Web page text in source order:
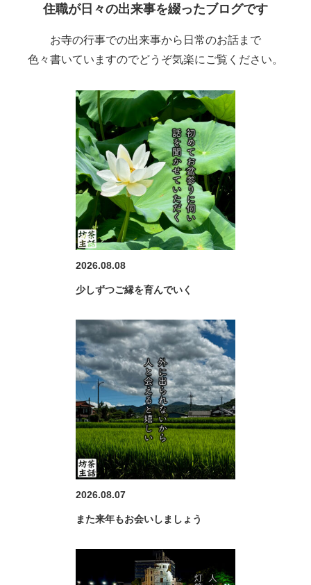
住職が日々の出来事を綴ったブログです
お寺の行事での出来事から日常のお話まで
色々書いていますのでどうぞ気楽にご覧ください。
2026.08.08
少しずつご縁を育んでいく
2026.08.07
また来年もお会いしましょう